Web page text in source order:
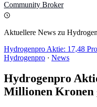
Community Broker
Aktuellere News zu
Hydrogenpro Aktie: 17,48
Hydrogenpro · News
Hydrogenpro
Millionen Kronen